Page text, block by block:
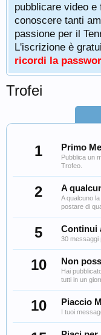
pubblicare video
conoscere tanti
passione per il
L'iscrizione è
ricordi la
Trofei
1 Primo
Pubblica un
Trofeo.
2 A
A qualcuno
postare di
5 Continui
30 messaggi
10 Non
Hai
tutti in un
10 Piaccio
I tuoi